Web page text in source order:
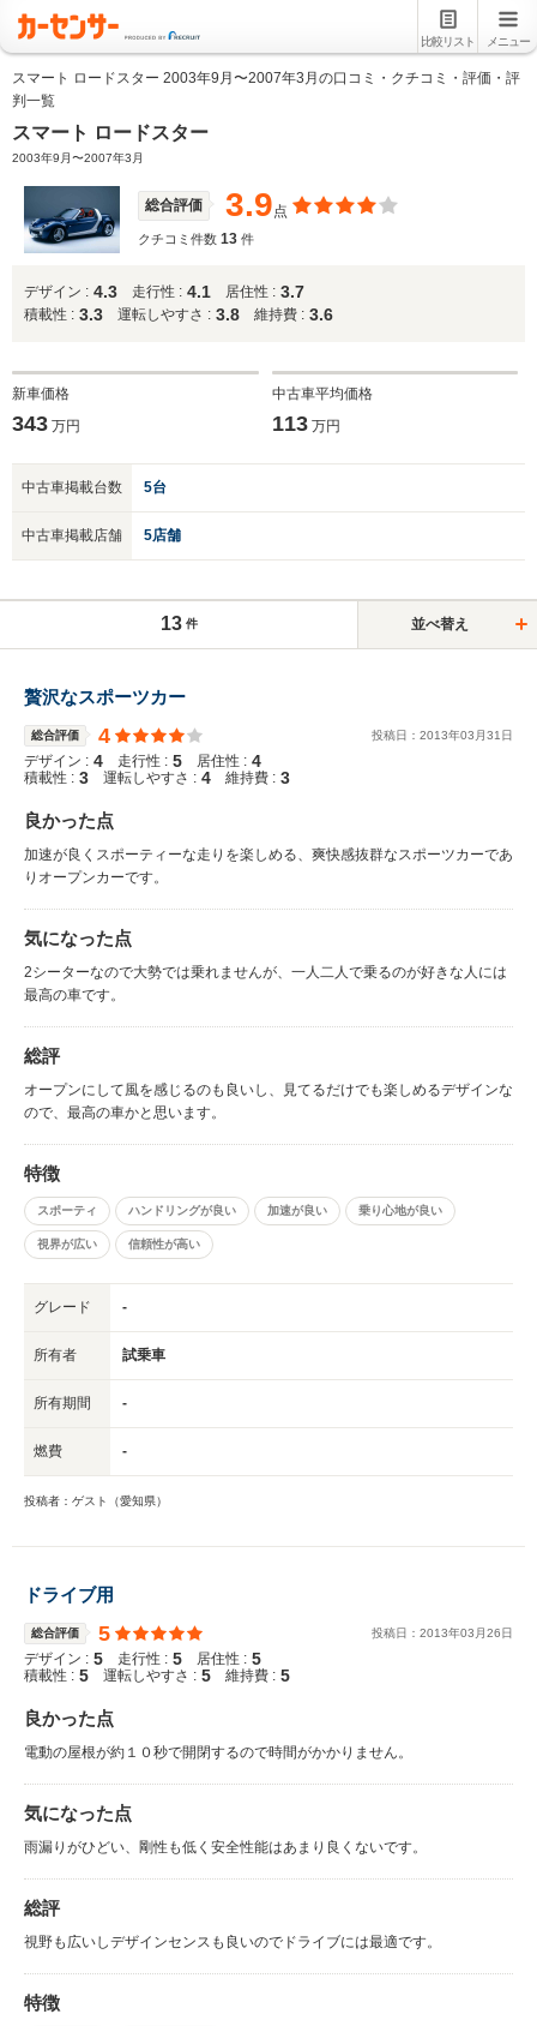
比較リスト メニュー
スマート ロードスター 2003年9月〜2007年3月の口コミ・クチコミ・評価・評
判一覧
スマート ロードスター
2003年9月〜2007年3月
総合評価 3.9点
クチコミ件数 13 件
デザイン : 4.3 走行性 : 4.1 居住性 : 3.7
積載性 : 3.3 運転しやすさ : 3.8 維持費 : 3.6
新車価格
343 万円
中古車平均価格
113万円
中古車掲載台数 5台
中古車掲載店舗 5店舗
13 件 並べ替え
贅沢なスポーツカー
総合評価 4 投稿日： 2013年03 月31 日
デザイン : 4 走行性 : 5 居住性 : 4
積載性 : 3 運転しやすさ : 4 維持費 : 3
良かった点
加速が良くスポーティーな走りを楽しめる、爽快感抜群なスポーツカーであ
りオープンカーです。
気になった点
2シーターなので大勢では乗れませんが、一人二人で乗るのが好きな人には
最高の車です。
総評
オープンにして風を感じるのも良いし、見てるだけでも楽しめるデザインな
ので、最高の車かと思います。
特徴
スポーティ ハンドリングが良い 加速が良い 乗り心地が良い
視界が広い 信頼性が高い
グレード -
所有者 試乗車
所有期間 -
燃費 -
投稿者：ゲスト（愛知県）
ドライブ用
総合評価 5 投稿日： 2013年03 月26日
デザイン : 5 走行性 : 5 居住性 : 5
積載性 : 5 運転しやすさ : 5 維持費 : 5
良かった点
電動の屋根が約１０秒で開閉するので時間がかかりません。
気になった点
雨漏りがひどい、剛性も低く安全性能はあまり良くないです。
総評
視野も広いしデザインセンスも良いのでドライブには最適です。
特徴